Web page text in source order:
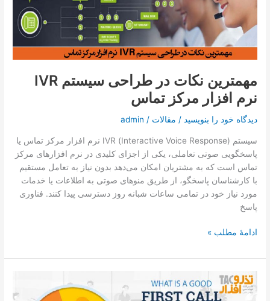
مهمترین نکات در طراحی سیستم IVR
نرم ‌افزار مرکز تماس
دیدگاه‌ خود را بنویسید / مقالات /
admin
سیستم (Interactive Voice Response) IVR نرم ‌افزار مرکز تماس یا
پاسخگویی صوتی تعاملی، یکی از اجزای کلیدی در نرم ‌افزارهای مرکز
تماس است که به مشتریان امکان می‌دهد بدون نیاز به تعامل مستقیم
با کارشناسان پاسخگو، از طریق منوهای صوتی به اطلاعات یا خدمات
مورد نیاز خود در تمامی ساعات شبانه روز دسترسی پیدا کنند. فناوری
پاسخ
سیستم
IVR
تماس
ادامۀ مطلب »
نرخ
حل